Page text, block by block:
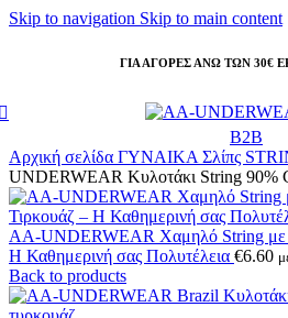
Skip to navigation Skip to main content
ΓΙΑ ΑΓΟΡΕΣ ΑΝΩ ΤΩΝ 30€
B2B
Αρχική σελίδα ΓΥΝΑΙΚΑ Σλίπς
UNDERWEAR Κυλοτάκι String 90%
AA-UNDERWEAR Χαμηλό String με
Η Καθημερινή σας Πολυτέλεια €6.60
Back to products